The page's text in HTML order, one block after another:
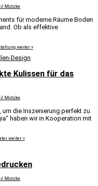
Motzke
für moderne Räume Boden
Ob als effektive
weiter »
Kulissen für das
Motzke
die Inszenierung perfekt zu
haben wir in Kooperation mit
weiter »
Motzke